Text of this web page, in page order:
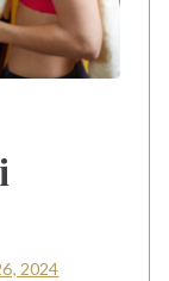
2024